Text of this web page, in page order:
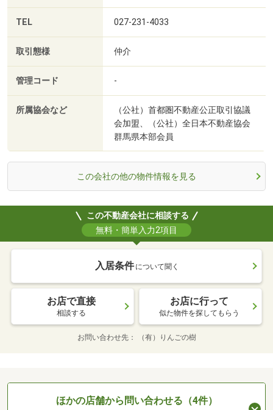
TEL 027-231-4033
取引態様 仲介
管理コード -
所属協会など
（公社）首都圏不動産公正取引協議
会加盟、（公社）全日本不動産協会
群馬県本部会員
この会社の他の物件情報を見る
この不動産会社に相談する
無料・簡単入力2項目
入居条件 について聞く
お店で直接
相談する
お店に行って
似た物件を探してもらう
お問い合わせ先 （有）りんごの樹
ほかの店舗から問い合わせる（4件）